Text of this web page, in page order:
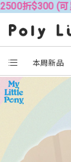
(可累折）
本周新品